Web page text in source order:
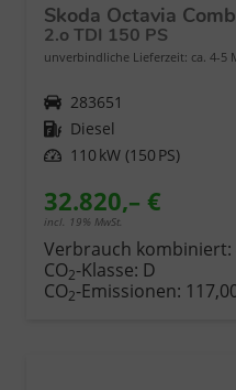
Skoda Octavia
2.o TDI 150 PS
unverbindliche Lieferzeit: ca. 4-5
Fahrzeugnr. 283651
Kraftstoff Diesel
Leistung 110 kW (150 PS)
32.820,– €
incl. 19% MwSt.
Verbrauch kombiniert:
CO2-Klasse: D
CO2-Emissionen: